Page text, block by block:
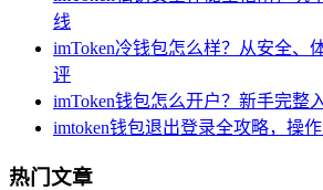
线
imToken冷钱包怎么样？从安全、
评
imToken钱包怎么开户？新手完整
imtoken钱包退出登录全攻略，操
热门文章